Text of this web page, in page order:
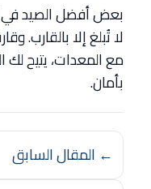
بعض أفضل الصيد في
مع المعدات، يتيح لك
بأمان.
← المقال السابق